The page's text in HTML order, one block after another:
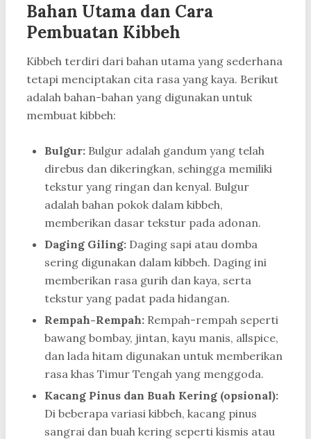
Bahan Utama dan Cara
Pembuatan Kibbeh
Kibbeh terdiri dari bahan utama yang sederhana
tetapi menciptakan cita rasa yang kaya. Berikut
adalah bahan-bahan yang digunakan untuk
membuat kibbeh:
Bulgur: Bulgur adalah gandum yang telah
direbus dan dikeringkan, sehingga memiliki
tekstur yang ringan dan kenyal. Bulgur
adalah bahan pokok dalam kibbeh,
memberikan dasar tekstur pada adonan.
Daging Giling: Daging sapi atau domba
sering digunakan dalam kibbeh. Daging ini
memberikan rasa gurih dan kaya, serta
tekstur yang padat pada hidangan.
Rempah-Rempah: Rempah-rempah seperti
bawang bombay, jintan, kayu manis, allspice,
dan lada hitam digunakan untuk memberikan
rasa khas Timur Tengah yang menggoda.
Kacang Pinus dan Buah Kering (opsional):
Di beberapa variasi kibbeh, kacang pinus
sangrai dan buah kering seperti kismis atau